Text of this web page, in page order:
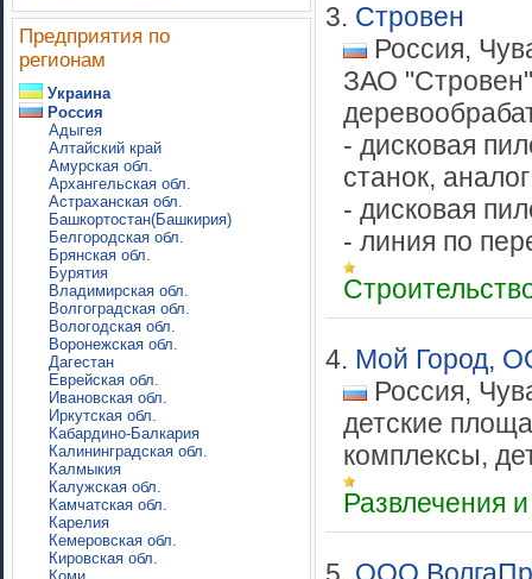
Предприятия по
регионам
Украина
Россия
Адыгея
Алтайский край
Амурская обл.
Архангельская обл.
Астраханская обл.
Башкортостан(Башкирия)
Белгородская обл.
Брянская обл.
Бурятия
Владимирская обл.
Волгоградская обл.
Вологодская обл.
Воронежская обл.
Дагестан
Еврейская обл.
Ивановская обл.
Иркутская обл.
Кабардино-Балкария
Калининградская обл.
Калмыкия
Калужская обл.
Камчатская обл.
Карелия
Кемеровская обл.
Кировская обл.
3. Стровен
Россия,
ЗАО "Стровен"
- дисковая
станок,
- дисковая
- линия по
4. Мой Город,
Россия,
детские
комплексы,
Развлечения